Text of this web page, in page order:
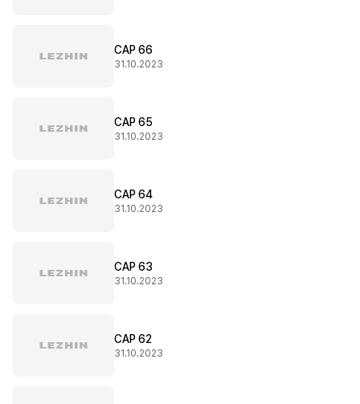
CAP 66
31.10.2023
CAP 65
31.10.2023
CAP 64
31.10.2023
CAP 63
31.10.2023
CAP 62
31.10.2023